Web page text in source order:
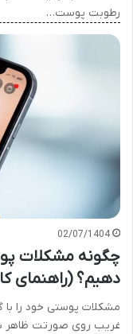
رطوبت پوست…
02/07/1404
چگونه مشکلات
دهیم؟ (راهنمای
مشکلات پوستی خود را
غریب روی صورتت ظاهر